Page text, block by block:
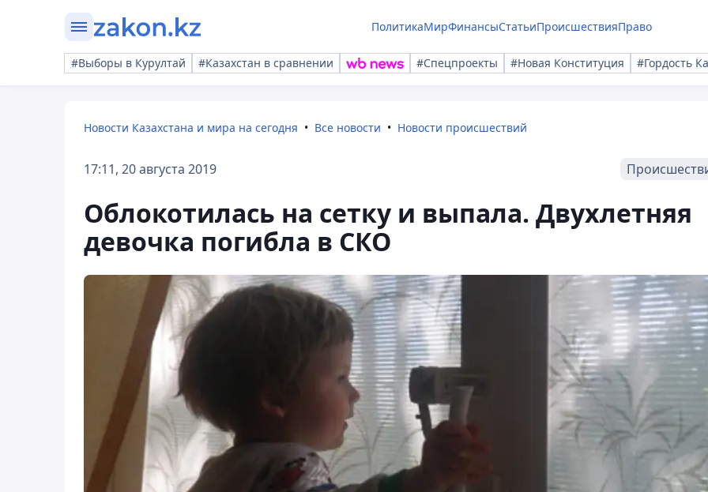
ПолитикаМирФинансыСтатьиПроисшествияПраво
#Выборы в Курултай #Казахстан в сравнении #Спецпроекты #Новая Конституция #Гордость
Новости Казахстана и мира на сегодня Все новости Новости происшествий
17:11, 20 августа 2019
Облокотилась на сетку и выпала. Двухлетняя
девочка погибла в СКО